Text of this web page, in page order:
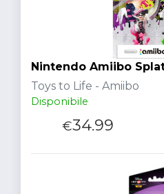
Nintendo Amiibo
Toys to Life - Amiibo
Disponibile
€34.99